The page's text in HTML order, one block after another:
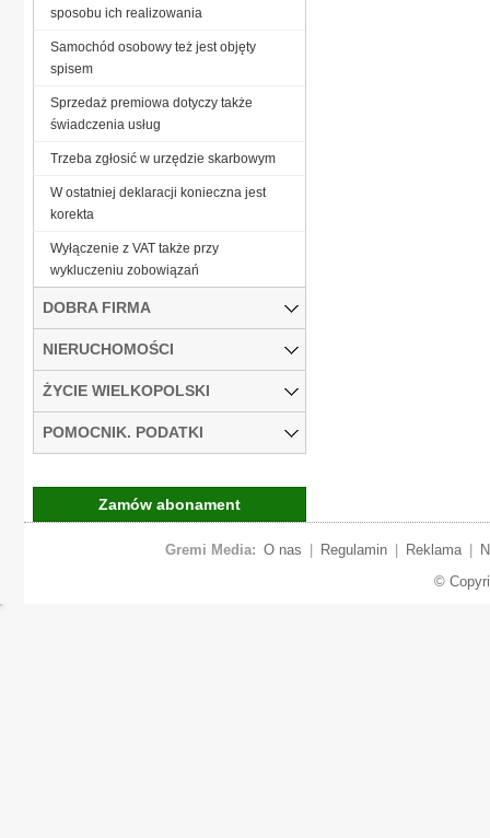
sposobu ich realizowania
Samochód osobowy też jest objęty
spisem
Sprzedaż premiowa dotyczy także
świadczenia usług
Trzeba zgłosić w urzędzie skarbowym
W ostatniej deklaracji konieczna jest
korekta
Wyłączenie z VAT także przy
wykluczeniu zobowiązań
DOBRA FIRMA
NIERUCHOMOŚCI
ŻYCIE WIELKOPOLSKI
POMOCNIK. PODATKI
Zamów abonament
Gremi Media: O nas Regulamin Reklama
©